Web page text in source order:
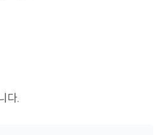
다.